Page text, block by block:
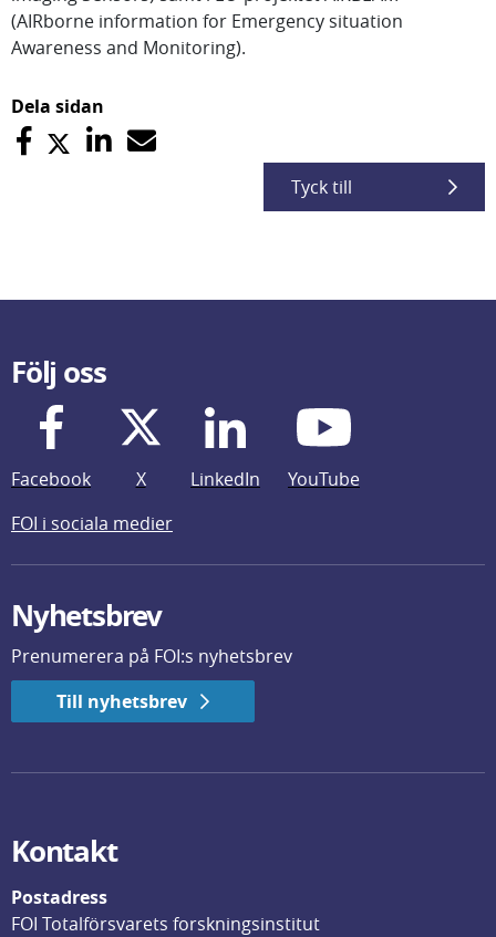
(AIRborne information for Emergency situation
Awareness and Monitoring).
Dela sidan
Tyck till
Följ oss
Facebook X LinkedIn
YouTube
FOI i sociala medier
Nyhetsbrev
Prenumerera på FOI:s nyhetsbrev
Till nyhetsbrev
Kontakt
Postadress
FOI Totalförsvarets forskningsinstitut